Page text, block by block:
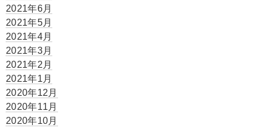
2021年6月
2021年5月
2021年4月
2021年3月
2021年2月
2021年1月
2020年12月
2020年11月
2020年10月